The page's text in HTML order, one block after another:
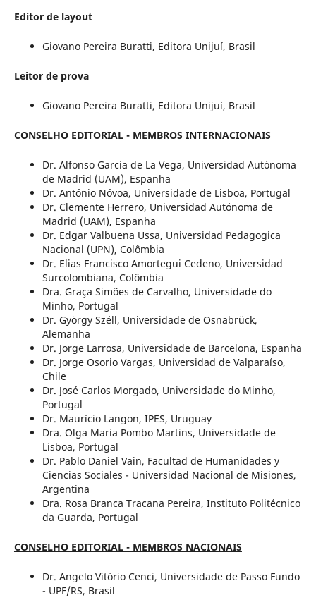
Editor de layout
Giovano Pereira Buratti, Editora Unijuí, Brasil
Leitor de prova
Giovano Pereira Buratti, Editora Unijuí, Brasil
CONSELHO EDITORIAL - MEMBROS INTERNACIONAIS
Dr. Alfonso García de La Vega, Universidad Autónoma
de Madrid (UAM), Espanha
Dr. António Nóvoa, Universidade de Lisboa, Portugal
Dr. Clemente Herrero, Universidad Autónoma de
Madrid (UAM), Espanha
Dr. Edgar Valbuena Ussa, Universidad Pedagogica
Nacional (UPN), Colômbia
Dr. Elias Francisco Amortegui Cedeno, Universidad
Surcolombiana, Colômbia
Dra. Graça Simões de Carvalho, Universidade do
Minho, Portugal
Dr. György Széll, Universidade de Osnabrück,
Alemanha
Dr. Jorge Larrosa, Universidade de Barcelona, Espanha
Dr. Jorge Osorio Vargas, Universidad de Valparaíso,
Chile
Dr. José Carlos Morgado, Universidade do Minho,
Portugal
Dr. Maurício Langon, IPES, Uruguay
Dra. Olga Maria Pombo Martins, Universidade de
Lisboa, Portugal
Dr. Pablo Daniel Vain, Facultad de Humanidades y
Ciencias Sociales - Universidad Nacional de Misiones,
Argentina
Dra. Rosa Branca Tracana Pereira, Instituto Politécnico
da Guarda, Portugal
CONSELHO EDITORIAL - MEMBROS NACIONAIS
Dr. Angelo Vitório Cenci, Universidade de Passo Fundo
- UPF/RS, Brasil